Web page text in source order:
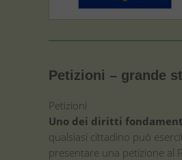
Petizioni – grande
Petizioni
Uno dei diritti
qualsiasi cittadino può
presentare una petizione al